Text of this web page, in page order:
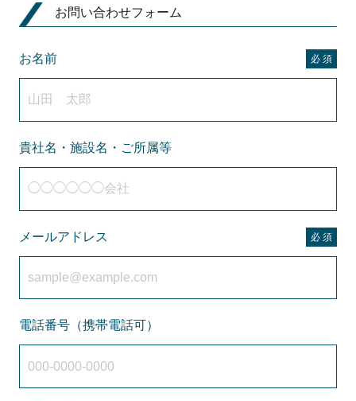
お問い合わせフォーム
お名前
貴社名・施設名・ご所属等
メールアドレス
電話番号（携帯電話可）